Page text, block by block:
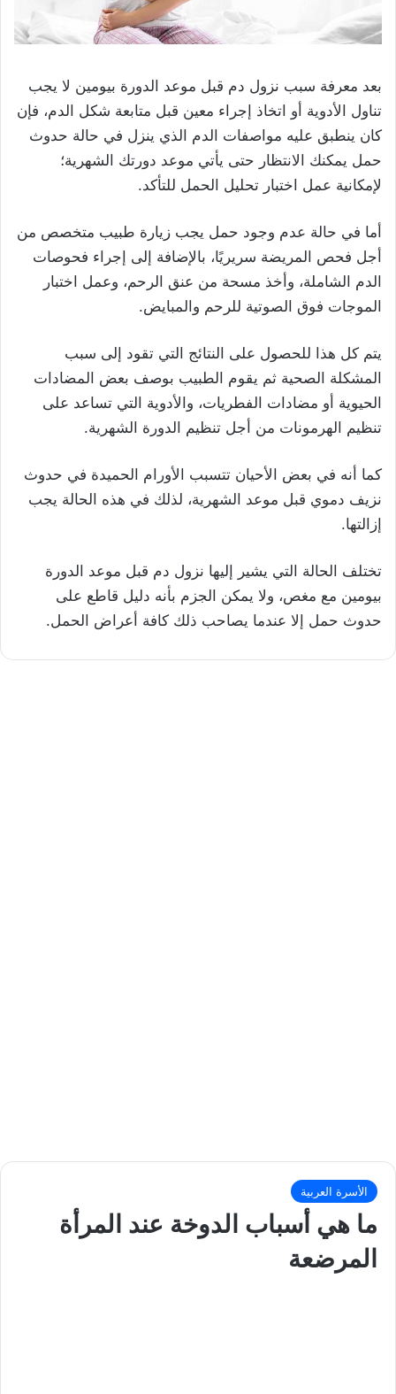
بعد معرفة سبب نزول دم قبل موعد الدورة بيومين لا يجب
تناول الأدوية أو اتخاذ إجراء معين قبل متابعة شكل الدم، فإن
كان ينطبق عليه مواصفات الدم الذي ينزل في حالة حدوث
حمل يمكنك الانتظار حتى يأتي موعد دورتك الشهرية؛
لإمكانية عمل اختبار تحليل الحمل للتأكد.
أما في حالة عدم وجود حمل يجب زيارة طبيب متخصص من
أجل فحص المريضة سريريًا، بالإضافة إلى إجراء فحوصات
الدم الشاملة، وأخذ مسحة من عنق الرحم، وعمل اختبار
الموجات فوق الصوتية للرحم والمبايض.
يتم كل هذا للحصول على النتائج التي تقود إلى سبب
المشكلة الصحية ثم يقوم الطبيب بوصف بعض المضادات
الحيوية أو مضادات الفطريات، والأدوية التي تساعد على
تنظيم الهرمونات من أجل تنظيم الدورة الشهرية.
كما أنه في بعض الأحيان تتسبب الأورام الحميدة في حدوث
نزيف دموي قبل موعد الشهرية، لذلك في هذه الحالة يجب
إزالتها.
تختلف الحالة التي يشير إليها نزول دم قبل موعد الدورة
بيومين مع مغص، ولا يمكن الجزم بأنه دليل قاطع على
حدوث حمل إلا عندما يصاحب ذلك كافة أعراض الحمل.